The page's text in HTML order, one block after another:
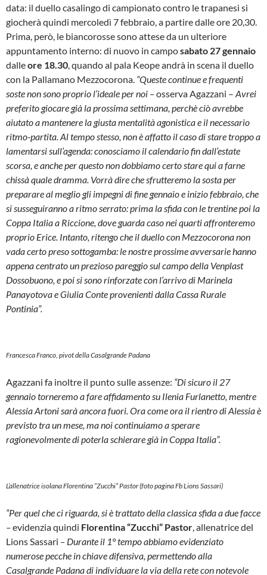
data: il duello casalingo di campionato contro le trapanesi si
giocherà quindi mercoledì 7 febbraio, a partire dalle ore 20,30.
Prima, però, le biancorosse sono attese da un ulteriore
appuntamento interno: di nuovo in camposabato 27 gennaio
dalleore 18.30, quando al pala Keope andrà in scena il duello
con la Pallamano Mezzocorona. “Queste continue e frequenti
soste non sono proprio l’ideale per noi –osserva Agazzani – Avrei
preferito giocare già la prossima settimana, perchè ciò avrebbe
aiutato a mantenere la giusta mentalità agonistica e il necessario
ritmo-partita. Al tempo stesso, non è affatto il caso di stare troppo a
lamentarsi sull’agenda: conosciamo il calendario fin dall’estate
scorsa, e anche per questo non dobbiamo certo stare qui a farne
chissà quale dramma. Vorrà dire che sfrutteremo la sosta per
preparare al meglio gli impegni di fine gennaio e inizio febbraio, che
si susseguiranno a ritmo serrato: prima la sfida con le trentine poi la
Coppa Italia a Riccione, dove guarda caso nei quarti affronteremo
proprio Erice. Intanto, ritengo che il duello con Mezzocorona non
vada certo preso sottogamba: le nostre prossime avversarie hanno
appena centrato un prezioso pareggio sul campo della Venplast
Dossobuono, e poi si sono rinforzate con l’arrivo di Marinela
Panayotova e Giulia Conte provenienti dalla Cassa Rurale
Pontinia”.
Francesca Franco, pivot della Casalgrande Padana
Agazzani fa inoltre il punto sulle assenze: “Di sicuro il 27
gennaio torneremo a fare affidamento su Ilenia Furlanetto, mentre
Alessia Artoni sarà ancora fuori. Ora come ora il rientro di Alessia è
previsto tra un mese, ma noi continuiamo a sperare
ragionevolmente di poterla schierare già in Coppa Italia”.
L’allenatrice isolana Florentina “Zucchi” Pastor (foto pagina Fb Lions Sassari)
“Per quel che ci riguarda, si è trattato della classica sfida a due facce
–evidenzia quindi Florentina “Zucchi” Pastor, allenatrice del
Lions Sassari – Durante il 1° tempo abbiamo evidenziato
numerose pecche in chiave difensiva, permettendo alla
Casalgrande Padana di individuare la via della rete con notevole